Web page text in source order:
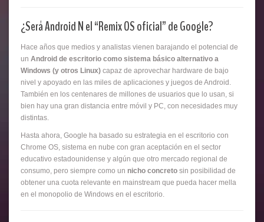
¿Será Android N el “Remix OS oficial” de Google?
Hace años que medios y analistas vienen barajando el potencial de
un Android de escritorio como sistema básico alternativo a
Windows (y otros Linux) capaz de aprovechar hardware de bajo
nivel y apoyado en las miles de aplicaciones y juegos de Android.
También en los centenares de millones de usuarios que lo usan, si
bien hay una gran distancia entre móvil y PC, con necesidades muy
distintas.
Hasta ahora, Google ha basado su estrategia en el escritorio con
Chrome OS, sistema en nube con gran aceptación en el sector
educativo estadounidense y algún que otro mercado regional de
consumo, pero siempre como un nicho concreto sin posibilidad de
obtener una cuota relevante en mainstream que pueda hacer mella
en el monopolio de Windows en el escritorio.